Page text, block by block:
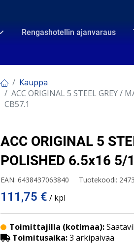
Rengashotellin ajanvaraus
Kauppa
ACC ORIGINAL 5 STEEL GREY /
CB57.1
ACC ORIGINAL 5
POLISHED 6.5x16 5/
EAN: 6438437063840 Tuotekoodi:
111,75 € / kpl
Toimittajilla (kotimaa):
Toimitusaika:3 arkipäivää